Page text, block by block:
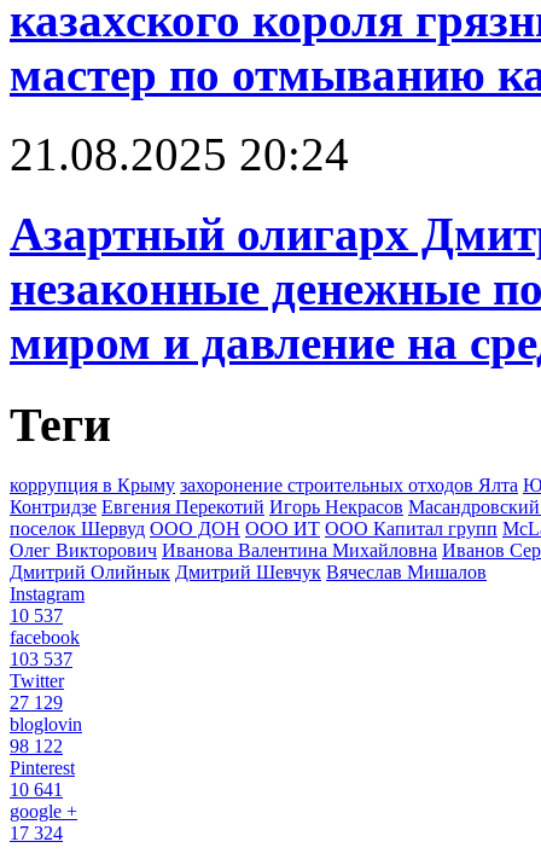
казахского короля
мастер по отмыванию
21.08.2025 20:24
Азартный олигарх
незаконные денежные
миром и давление на
Теги
коррупция в Крыму захоронение строительных отходов Ялта
Контридзе Евгения Перекотий Игорь Некрасов
поселок Шервуд ООО ДОН ООО ИТ ООО Капитал групп
Олег Викторович Иванова Валентина Михайловна Иванов
Дмитрий Олийнык Дмитрий Шевчук Вячеслав Мишалов
Instagram
10 537
facebook
103 537
Twitter
27 129
bloglovin
98 122
Pinterest
10 641
google +
17 324